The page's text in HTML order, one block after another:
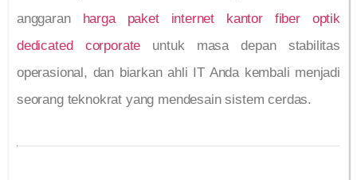
anggaran harga paket internet kantor fiber optik
dedicated corporate untuk masa depan stabilitas
operasional, dan biarkan ahli IT Anda kembali menjadi
seorang teknokrat yang mendesain sistem cerdas.